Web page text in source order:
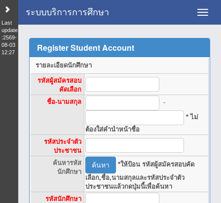
Last
update
:2569-
08-03
12:27
ระบบบริการการศึกษา
Register Student Account
รายละเอียดนักศึกษา
รหัสผู้สมัครสอบ
คัดเลือก
ชื่อ-นามสกุล
-
* ไม่
ต้องใส่คำนำหน้าชื่อ
รหัสประจำตัว
ประชาชน
ค้นหารหัส
นักศึกษา
*ให้ป้อน รหัสผู้สมัครสอบคัด
เลือก,ชื่อ,นามสกุลและรหัสประจำตัว
ประชาชนแล้วกดปุ่มนี้เพื่อค้นหา
รหัสนักศึกษา